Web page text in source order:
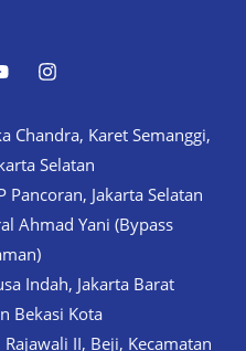
Chandra, Karet Semanggi,
Selatan
Pancoran, Jakarta Selatan
Ahmad Yani (Bypass
Indah, Jakarta Barat
Bekasi Kota
II, Beji, Kecamatan